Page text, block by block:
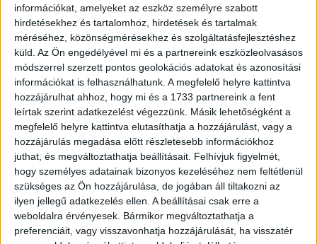
információkat, amelyeket az eszköz személyre szabott
hirdetésekhez és tartalomhoz, hirdetések és tartalmak
méréséhez, közönségmérésekhez és szolgáltatásfejlesztéshez
küld. Az Ön engedélyével mi és a partnereink eszközleolvasásos
módszerrel szerzett pontos geolokációs adatokat és azonosítási
információkat is felhasználhatunk. A megfelelő helyre kattintva
hozzájárulhat ahhoz, hogy mi és a 1733 partnereink a fent
leírtak szerint adatkezelést végezzünk. Másik lehetőségként a
megfelelő helyre kattintva elutasíthatja a hozzájárulást, vagy a
hozzájárulás megadása előtt részletesebb információkhoz
juthat, és megváltoztathatja beállításait. Felhívjuk figyelmét,
hogy személyes adatainak bizonyos kezeléséhez nem feltétlenül
szükséges az Ön hozzájárulása, de jogában áll tiltakozni az
ilyen jellegű adatkezelés ellen. A beállításai csak erre a
weboldalra érvényesek. Bármikor megváltoztathatja a
preferenciáit, vagy visszavonhatja hozzájárulását, ha visszatér
9. óra
10. óra
11. óra
12. óra
13. óra
14. óra